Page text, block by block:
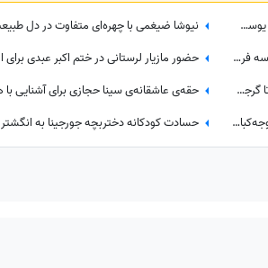
مصطفی زمانی: مطمئنم روزی که بمیرم، همه از بازی من در سریال یوسف پیامبر حرف می‌زنند... +ویدیو
اعتراف متفاوت بهاره رهنما؛ اگر با پیمان قاسم‌خانی توافق داشتیم، سه فرزند می‌آوردم/ تصمیم تازه برای ازدواج
مروری بر تفاوت مراسم عقد محمدرضا گلزار و بهرام رادان؛ از تهران تا گرجستان، از نگاه عاشقانه رادان به مینا تا نگاه رو به آسمان گلزار هنگام خطبه عقد + عکس
حقه‌ی عاشقانه‌ی سینا حجازی برای
ببینید| از علی مصفا در «لیلا» تا «بامداد خمار»؛ شباهت سکانس جوجه‌کباب بامداد خمار و لیلا سوژه شد